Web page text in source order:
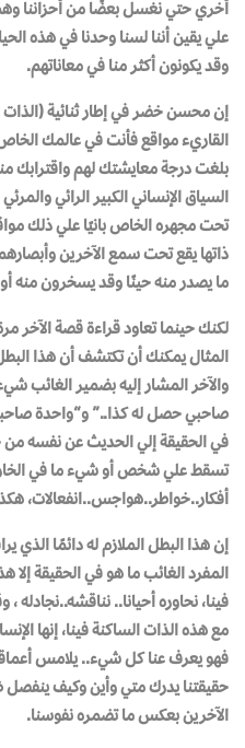
أخري حتي نغسل بعضًا من أحزاننا
علي يقين أننا لسنا وحدنا في هذه
وقد يكونون أكثر منا في معاناتهم.
إن محسن خضر في إطار ثنائية (الذات
القاريء مواقع فأنت في عالمك
بلغت درجة معايشتك لهم واقترابك
السياق الإنساني الكبير الرائي والمرئي
تحت مجهره الخاص بانيًا علي ذلك
ذاتها يقع تحت سمع الآخرين
ما يصدر منه حينًا وقد يسخرون منه
لكنك حينما تعاود قراءة قصة الآخر
المثال يمكنك أن تكتشف أن هذا
والآخر المشار إليه بضمير الغائب
صاحبي حصل له كذا..” و“واحدة
في الحقيقة إلي الحديث عن نفسه من
تسقط علي شخص أو شيء ما في
أفكار..خواطر..هواجس..انفعالات،
إن هذا البطل الملازم له دائمًا الذي
المفرد الغائب ما هو في الحقيقة إلا
فينا، نحاوره أحيانا.. نناقشه..نجادله
مع هذه الذات الساكنة فينا، إنها
فهو يعرف عنا كل شيء.. يلامس
حقيقتنا يدرك متي وأين وكيف ينفصل
الآخرين بعكس ما تضمره نفوسنا.